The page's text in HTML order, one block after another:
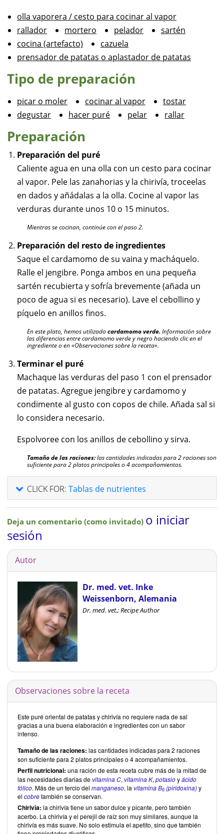
olla vaporera / cesto para cocinar al vapor
rallador
mortero pelador
sartén
cocina (artefacto)
cazuela
prensador de patatas o aplastador de patatas
Tipo de preparación
picar o moler cocinar al vapor
tostar
degustar
hacer puré pelar rallar
Preparación
Preparación del puré
Caliente agua en una olla con un cesto para cocinar
al vapor. Pele las zanahorias y la chirivía, troceelas
en dados y añádalas a la olla. Cocine al vapor las
verduras durante unos 10 o 15 minutos.
Mientras se cocinan, continúe con el paso 2.
Preparación del resto de ingredientes
Saque el cardamomo de su vaina y macháquelo.
Ralle el jengibre. Ponga ambos en una pequeña
sartén recubierta y sofría brevemente (añada un
poco de agua si es necesario). Lave el cebollino y
píquelo en anillos finos.
En este plato, hemos utilizadocardamomo verde. Información sobre
las diferencias entre cardamomo verde y negro haciendo clic en el
ingrediente o en «Observaciones sobre la receta».
Terminar el puré
Machaque las verduras del paso 1 con el prensador
de patatas. Agregue jengibre y cardamomo y
condimente al gusto con copos de chile. Añada sal si
lo considera necesario.
Espolvoree con los anillos de cebollino y sirva.
Tamaño de las raciones:las cantidades indicadas para 2 raciones son
suficiente para 2 platos principales o 4 acompañamientos.
CLICK FOR: Tablas de nutrientes
Deja un comentario (como invitado) o iniciar
sesión
Autor
Dr. med. vet. Inke
Weissenborn, Alemania
Dr. med. vet.; Recipe Author
Observaciones sobre la receta
Este puré oriental de patatas y chirivía no requiere nada de sal
gracias a una buena elaboración e ingredientes con un sabor
intenso.
Tamaño de las raciones: las cantidades indicadas para 2 raciones
son suficiente para 2 platos principales o 4 acompañamientos.
Perfil nutricional: una ración de esta receta cubre más de la mitad de
las necesidades diarias de vitamina C, vitamina K, potasioyácido
fólico. Más de un tercio del manganeso, la vitamina B6 (piridoxina)y
el cobretambién se conservan.
Chirivía: la chirivía tiene un sabor dulce y picante, pero también
acerbo. La chirivía y el perejil de raíz son muy similares, aunque la
chirivía es más suave. No solo estimula el apetito, sino que también